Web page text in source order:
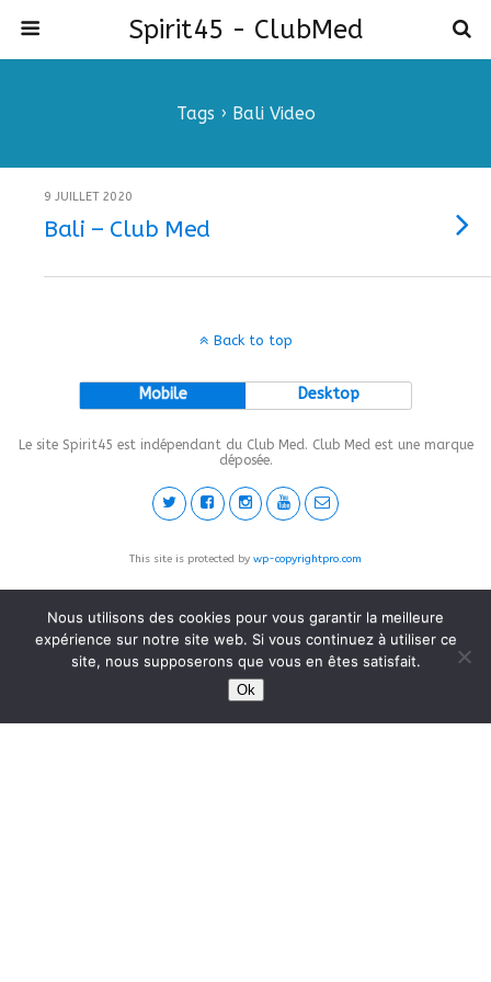
Spirit45 - ClubMed
Tags › Bali Video
9 JUILLET 2020
Bali – Club Med
Back to top
Mobile Desktop
Le site Spirit45 est indépendant du Club Med. Club Med est une marque
déposée.
This site is protected by wp-copyrightpro.com
Nous utilisons des cookies pour vous garantir la meilleure
expérience sur notre site web. Si vous continuez à utiliser ce
site, nous supposerons que vous en êtes satisfait.
Ok